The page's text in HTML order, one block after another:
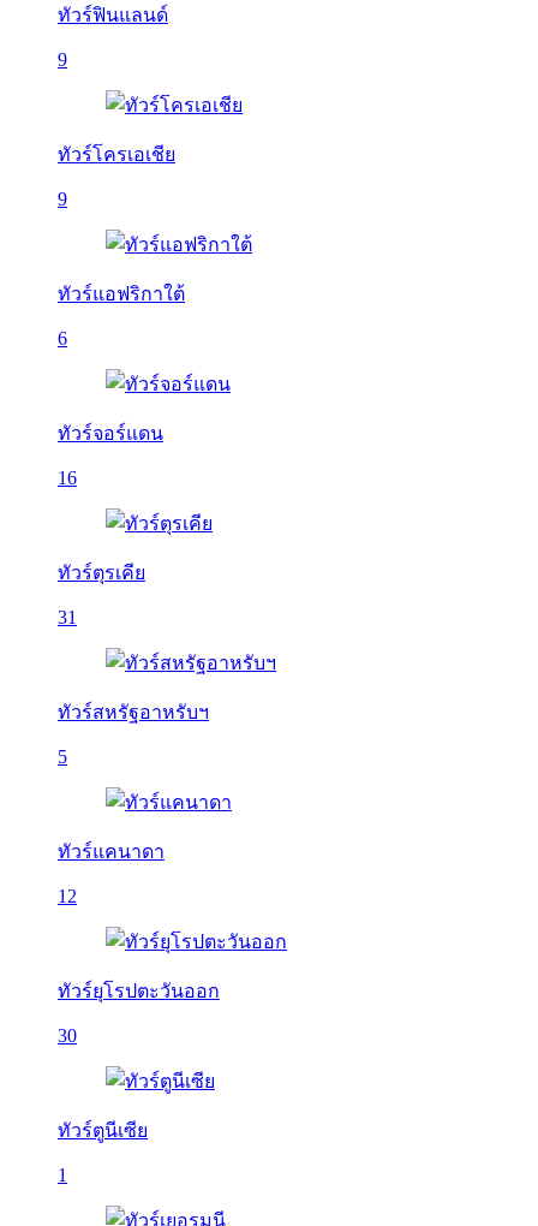
ทัวร์ฟินแลนด์
9
ทัวร์โครเอเชีย
9
ทัวร์แอฟริกาใต้
6
ทัวร์จอร์แดน
16
ทัวร์ตุรเคีย
31
ทัวร์สหรัฐอาหรับฯ
5
ทัวร์แคนาดา
12
ทัวร์ยุโรปตะวันออก
30
ทัวร์ตูนีเซีย
1